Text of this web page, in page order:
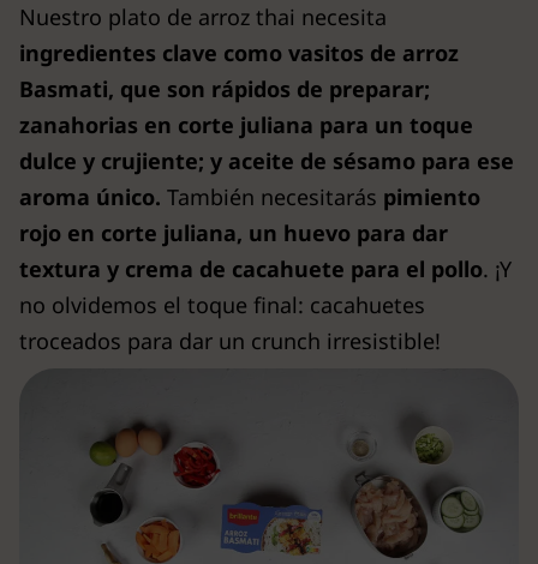
Nuestro plato de arroz thai necesita
ingredientes clave como vasitos de arroz
Basmati, que son rápidos de preparar;
zanahorias en corte juliana para un toque
dulce y crujiente; y aceite de sésamo para ese
aroma único. También necesitarás pimiento
rojo en corte juliana, un huevo para dar
textura y crema de cacahuete para el pollo. ¡Y
no olvidemos el toque final: cacahuetes
troceados para dar un crunch irresistible!